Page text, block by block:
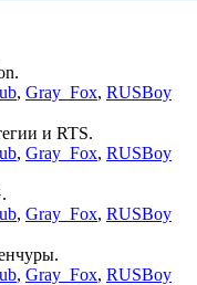
, Gray_Fox, RUSBoy
и RTS.
, Gray_Fox, RUSBoy
, Gray_Fox, RUSBoy
, Gray_Fox, RUSBoy